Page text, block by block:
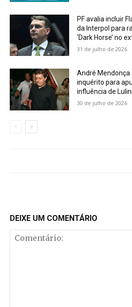
PF avalia incluir
da Interpol para
‘Dark Horse’ no
31 de julho de 2026
André Mendonça
inquérito para
influência de
30 de julho de 2026
DEIXE UM COMENTÁRIO